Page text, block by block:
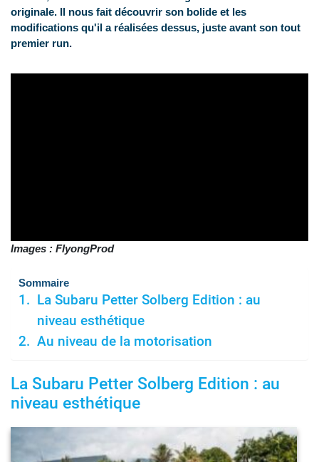
originale. Il nous fait découvrir son bolide et les
modifications qu'il a réalisées dessus, juste avant son tout
premier run.
Images : FlyongProd
Sommaire
La Subaru Petter Solberg Edition : au
niveau esthétique
Au niveau de la motorisation
La Subaru Petter Solberg Edition : au
niveau esthétique